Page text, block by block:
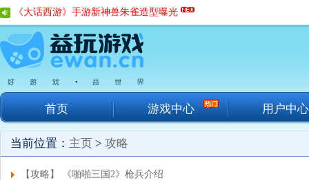
《大话西游》手游新神兽朱雀造型曝光
《绝世唐门》多重玩法抢先看
玩转沙巴克《传奇战域》行会解析
《魔法禁书目录》超难BOSS挑战
首页 游戏中心 用户中心
当前位置： 主页 > 攻略
【攻略】 《啪啪三国2》枪兵介绍